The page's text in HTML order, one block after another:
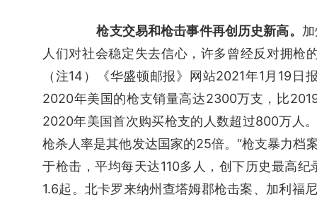
枪支交易和枪击事件再创历史新高。
人们对社会稳定失去信心，许多曾经反对拥枪
（注14）《华盛顿邮报》网站2021年1月19
2020年美国的枪支销量高达2300万支，比
2020年美国首次购买枪支的人数超过800万人
枪杀人率是其他发达国家的25倍。“枪支暴力档
于枪击，平均每天达110多人，创下历史最高
1.6起。北卡罗来纳州查塔姆郡枪击案、加利福